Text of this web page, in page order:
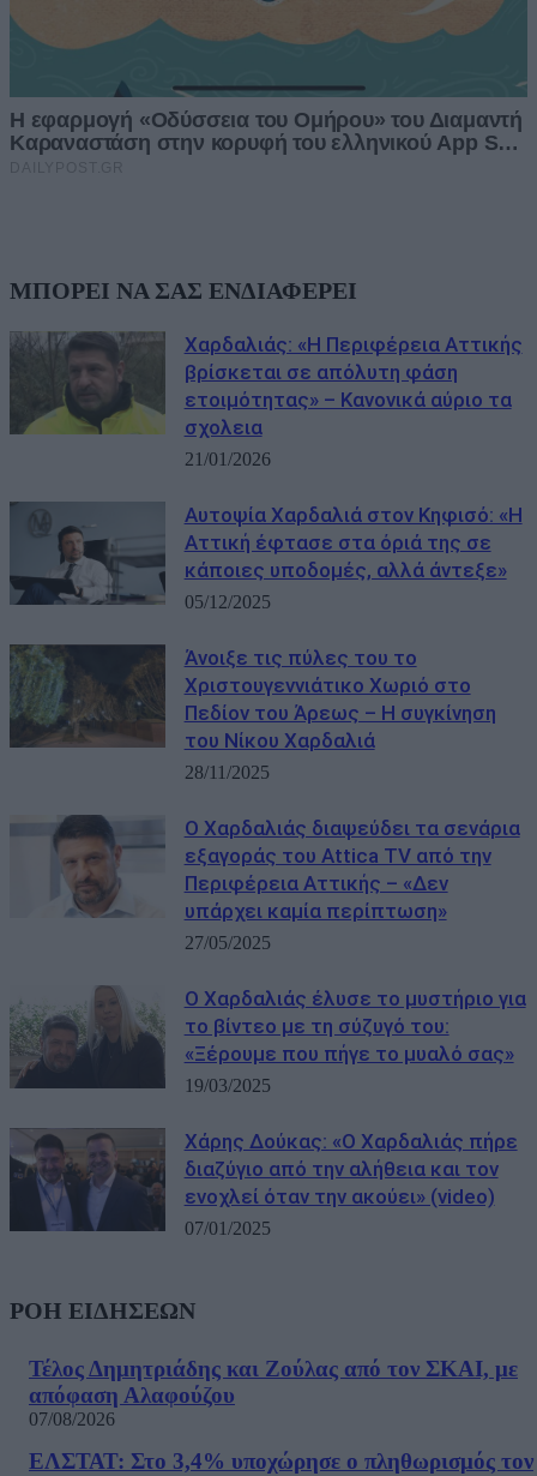
ΜΠΟΡΕΙ ΝΑ ΣΑΣ ΕΝΔΙΑΦΕΡΕΙ
Χαρδαλιάς: «Η Περιφέρεια Αττικής
βρίσκεται σε απόλυτη φάση
ετοιμότητας» – Κανονικά αύριο τα
σχολεια
21/01/2026
Αυτοψία Χαρδαλιά στον Κηφισό: «Η
Αττική έφτασε στα όριά της σε
κάποιες υποδομές, αλλά άντεξε»
05/12/2025
Άνοιξε τις πύλες του το
Χριστουγεννιάτικο Χωριό στο
Πεδίον του Άρεως – Η συγκίνηση
του Νίκου Χαρδαλιά
28/11/2025
Ο Χαρδαλιάς διαψεύδει τα σενάρια
εξαγοράς του Attica TV από την
Περιφέρεια Αττικής – «Δεν
υπάρχει καμία περίπτωση»
27/05/2025
Ο Χαρδαλιάς έλυσε το μυστήριο για
το βίντεο με τη σύζυγό του:
«Ξέρουμε που πήγε το μυαλό σας»
19/03/2025
Χάρης Δούκας: «Ο Χαρδαλιάς πήρε
διαζύγιο από την αλήθεια και τον
ενοχλεί όταν την ακούει» (video)
07/01/2025
ΡΟΗ ΕΙΔΗΣΕΩΝ
Τέλος Δημητριάδης και Ζούλας από τον ΣΚΑΙ, με
απόφαση Αλαφούζου
07/08/2026
ΕΛΣΤΑΤ: Στο 3,4% υποχώρησε ο πληθωρισμός τον